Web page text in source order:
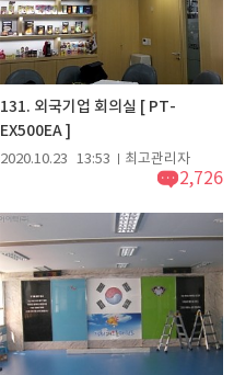
131. 외국기업 회의실 [ PT-
EX500EA ]
2020.10.23 13:53 최고관리자
2,726